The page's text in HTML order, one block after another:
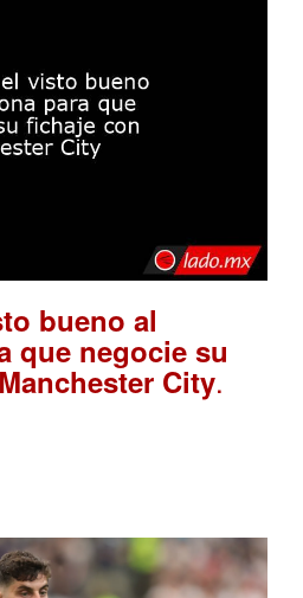
bueno al
que negocie su
City.